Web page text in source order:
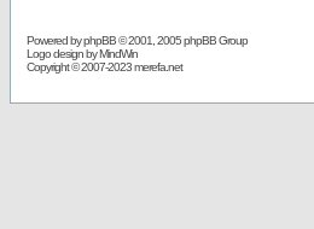
Powered byphpBB© 2001, 2005 phpBB Group
Logo design by MindWin
Copyright © 2007-2023 merefa.net